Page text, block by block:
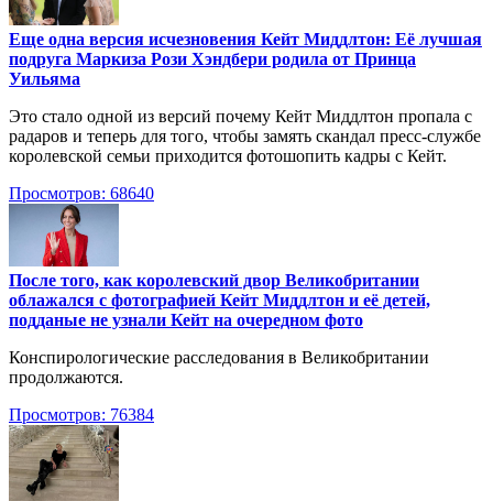
Еще одна версия исчезновения Кейт Миддлтон: Её лучшая
подруга Маркиза Рози Хэндбери родила от Принца
Уильяма
Это стало одной из версий почему Кейт Миддлтон пропала с
радаров и теперь для того, чтобы замять скандал пресс-службе
королевской семьи приходится фотошопить кадры с Кейт.
Просмотров: 68640
После того, как королевский двор Великобритании
облажался с фотографией Кейт Миддлтон и её детей,
подданые не узнали Кейт на очередном фото
Конспирологические расследования в Великобритании
продолжаются.
Просмотров: 76384